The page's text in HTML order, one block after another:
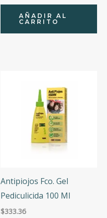
AÑADIR AL
CARRITO
Antipiojos Fco. Gel
Pediculicida 100 Ml
$333.36